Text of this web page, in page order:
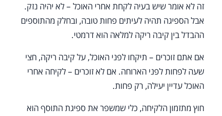
זה לא אומר שיש בעיה לקחת אחרי האוכל – לא יהיה נזק.
אבל הספיגה תהיה לעיתים פחות טובה, ובחלק מהתוספים
ההבדל בין קיבה ריקה למלאה הוא דרמטי.
אם אתם זוכרים – תיקחו לפני האוכל, על קיבה ריקה, חצי
שעה לפחות לפני הארוחה. אם לא זוכרים – לקיחה אחרי
האוכל עדיין יעילה, רק פחות.
חוץ מתזמון הלקיחה, כלי שמשפר את ספיגת התוסף הוא